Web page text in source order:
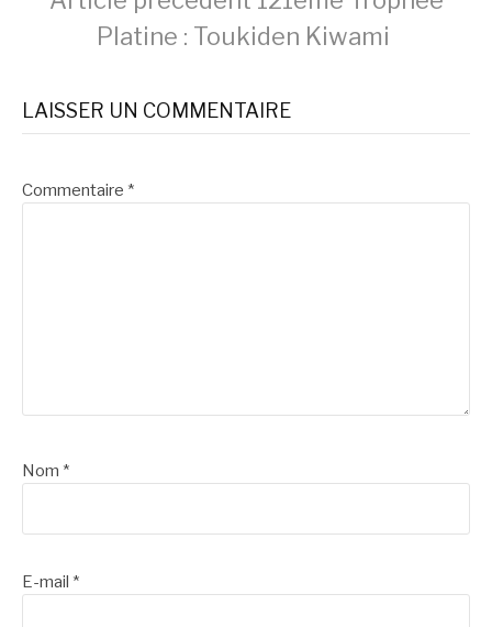
Lire
la
suite
Platine : Toukiden Kiwami
LAISSER UN COMMENTAIRE
Commentaire *
Nom *
E-mail *